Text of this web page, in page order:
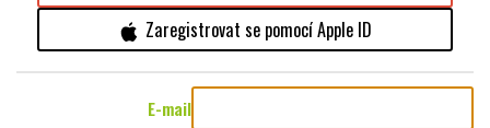
Zaregistrovat se pomocí Apple ID
E-mail